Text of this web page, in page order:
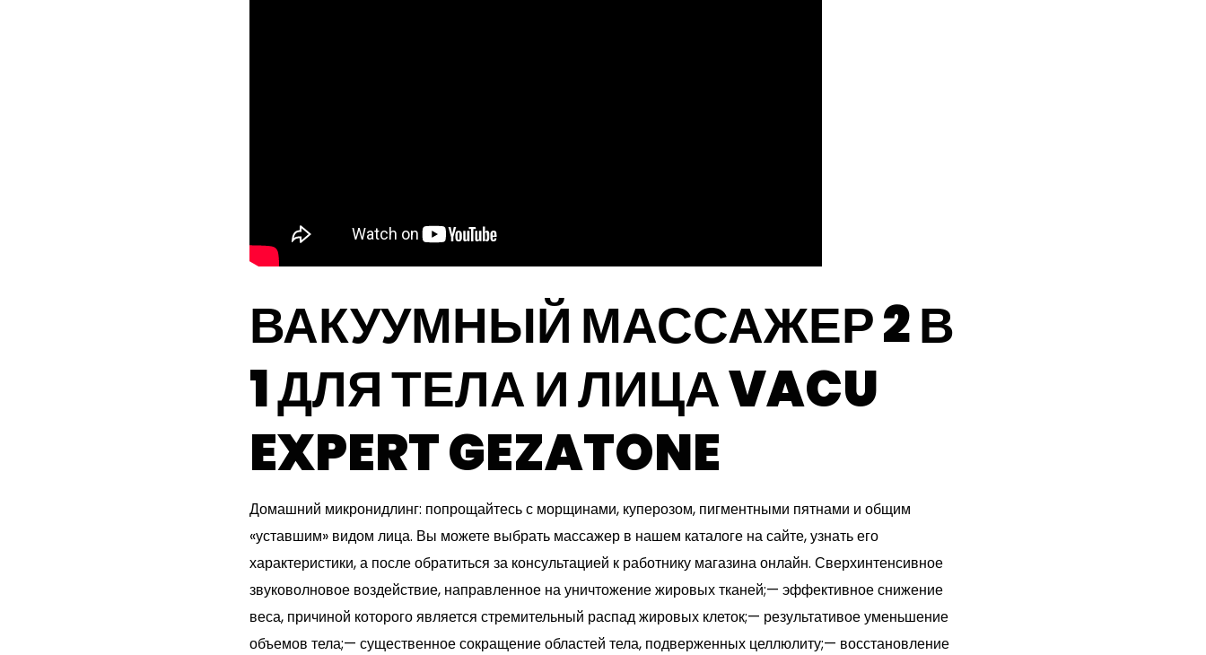
ВАКУУМНЫЙ МАССАЖЕР 2 В
1 ДЛЯ ТЕЛА И ЛИЦА VACU
EXPERT GEZATONE
Домашний микронидлинг: попрощайтесь с морщинами, куперозом, пигментными пятнами и общим
«уставшим» видом лица. Вы можете выбрать массажер в нашем каталоге на сайте, узнать его
характеристики, а после обратиться за консультацией к работнику магазина онлайн. Сверхинтенсивное
звуковолновое воздействие, направленное на уничтожение жировых тканей;— эффективное снижение
веса, причиной которого является стремительный распад жировых клеток;— результативое уменьшение
объемов тела;— существенное сокращение областей тела, подверженных целлюлиту;— восстановление